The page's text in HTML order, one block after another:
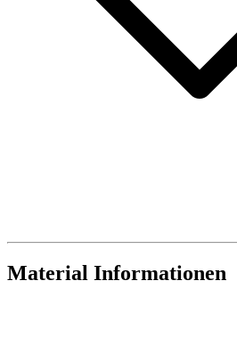
Material Informationen